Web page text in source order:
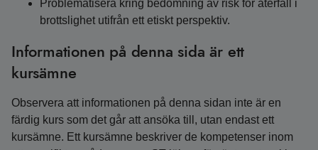
Problematisera kring bedömning av risk för återfall i
brottslighet utifrån ett etiskt perspektiv.
Informationen på denna sida är ett
kursämne
Observera att informationen på denna sidan inte är en
färdig kurs som det går att ansöka till, utan endast ett
kursämne. Ett kursämne beskriver de kompetenser inom